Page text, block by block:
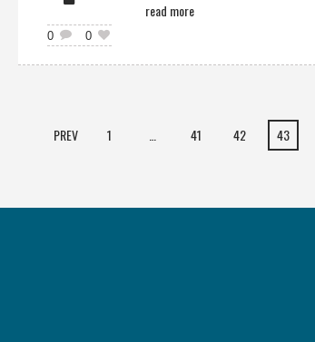
0 0
read more
PREV 1 41 42 43